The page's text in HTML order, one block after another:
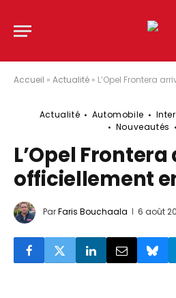
Accueil » Actualité » L’Opel Frontera
Actualité Automobile
Nouveautés
L’Opel
officiellement
ParFaris Bouchaala 6 août